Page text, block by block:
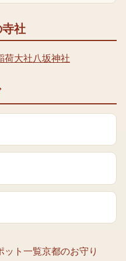
社
荷大社八坂神社
ット一覧京都のお守り